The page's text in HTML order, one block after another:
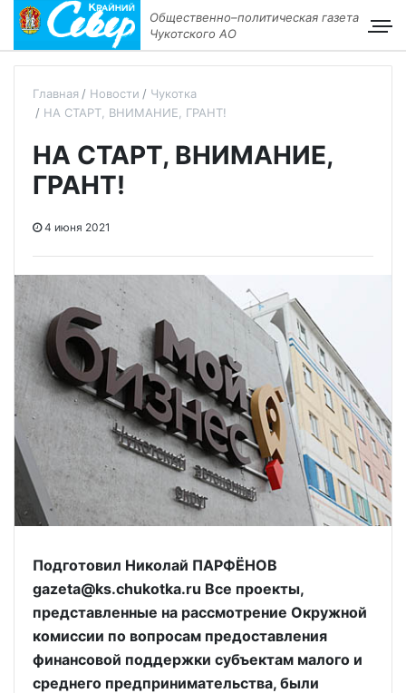
Общественно–политическая газета
Чукотского АО
Главная Новости
Чукотка
НА СТАРТ, ВНИМАНИЕ, ГРАНТ!
НА СТАРТ, ВНИМАНИЕ,
ГРАНТ!
4 июня 2021
Подготовил Николай ПАРФЁНОВ
gazeta@ks.chukotka.ru Все проекты,
представленные на рассмотрение Окружной
комиссии по вопросам предоставления
финансовой поддержки субъектам малого и
среднего предпринимательства, были